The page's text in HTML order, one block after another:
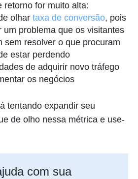
retorno for muito alta:
olhar taxa de conversão, pois
um problema que os visitantes
sem resolver o que procuram
estar perdendo
de adquirir novo tráfego
os negócios
tentando expandir seu
de olho nessa métrica e use-
com sua